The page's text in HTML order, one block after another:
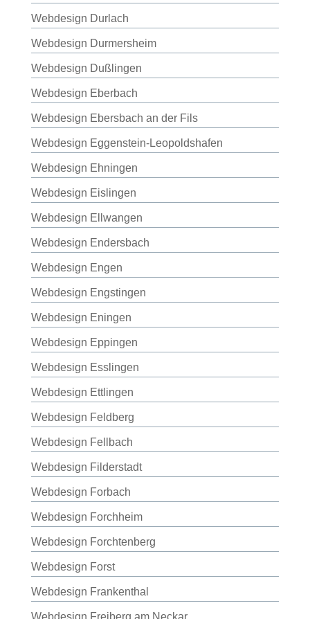
Webdesign Durlach
Webdesign Durmersheim
Webdesign Dußlingen
Webdesign Eberbach
Webdesign Ebersbach an der Fils
Webdesign Eggenstein-Leopoldshafen
Webdesign Ehningen
Webdesign Eislingen
Webdesign Ellwangen
Webdesign Endersbach
Webdesign Engen
Webdesign Engstingen
Webdesign Eningen
Webdesign Eppingen
Webdesign Esslingen
Webdesign Ettlingen
Webdesign Feldberg
Webdesign Fellbach
Webdesign Filderstadt
Webdesign Forbach
Webdesign Forchheim
Webdesign Forchtenberg
Webdesign Forst
Webdesign Frankenthal
Webdesign Freiberg am Neckar